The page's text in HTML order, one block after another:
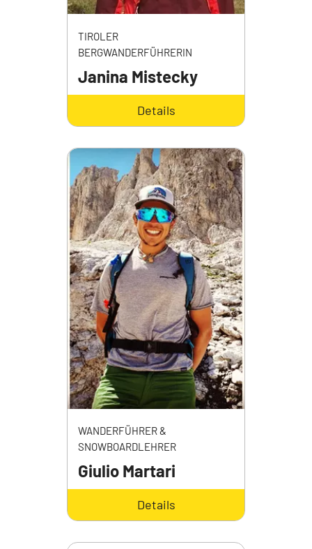
TIROLER
BERGWANDERFÜHRERIN
Janina Mistecky
Details
WANDERFÜHRER &
SNOWBOARDLEHRER
Giulio Martari
Details